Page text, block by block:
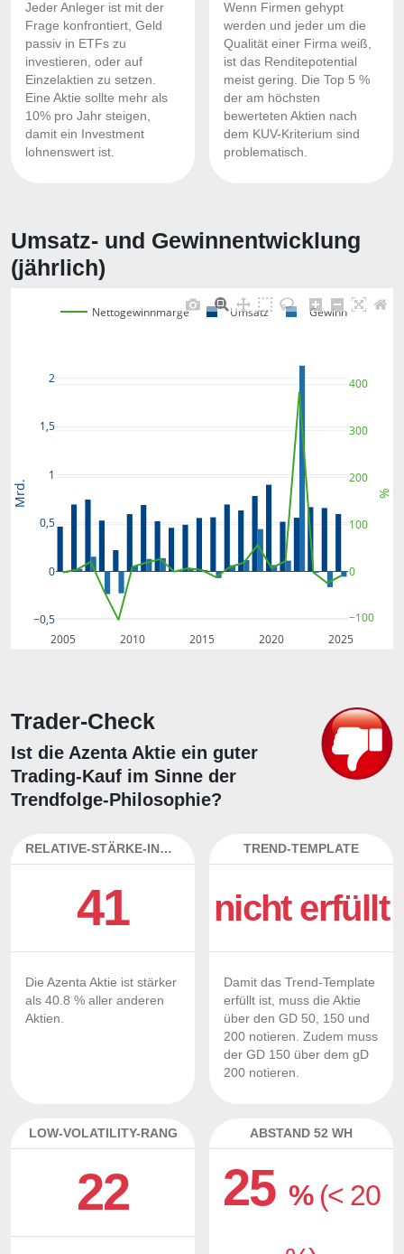
Jeder Anleger ist mit der
Frage konfrontiert, Geld
passiv in ETFs zu
investieren, oder auf
Einzelaktien zu setzen.
Eine Aktie sollte mehr als
10% pro Jahr steigen,
damit ein Investment
lohnenswert ist.
Wenn Firmen gehypt
werden und jeder um die
Qualität einer Firma weiß,
ist das Renditepotential
meist gering. Die Top 5 %
der am höchsten
bewerteten Aktien nach
dem KUV-Kriterium sind
problematisch.
Umsatz- und Gewinnentwicklung
(jährlich)
2005 2010 2015 2020 2025
−0,5
0
0,5
1
1,5
2
−100
0
100
200
300
400
Nettogewinnmarge Umsatz Gewinn
Mrd. %
Trader-Check
Ist die Azenta Aktie ein guter
Trading-Kauf im Sinne der
Trendfolge-Philosophie?
RELATIVE-STÄRKE-INDEX
41
Die Azenta Aktie ist stärker
als 40.8 % aller anderen
Aktien.
TREND-TEMPLATE
nicht erfüllt
Damit das Trend-Template
erfüllt ist, muss die Aktie
über den GD 50, 150 und
200 notieren. Zudem muss
der GD 150 über dem gD
200 notieren.
LOW-VOLATILITY-RANG
22
ABSTAND 52 WH
25% (< 20